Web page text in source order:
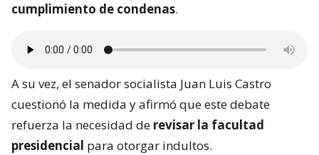
cumplimiento de condenas.
A su vez, el senador socialista Juan Luis Castro
cuestionó la medida y afirmó que este debate
refuerza la necesidad de revisar la facultad
presidencial para otorgar indultos.